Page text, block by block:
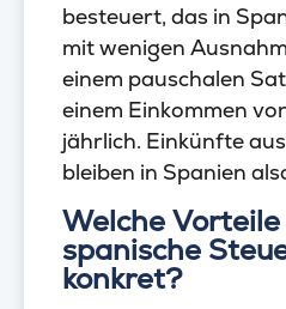
besteuert, das in
mit wenigen
einem pauschalen
einem Einkommen
jährlich. Einkünfte
bleiben in Spanien
Welche
spanische
konkret?